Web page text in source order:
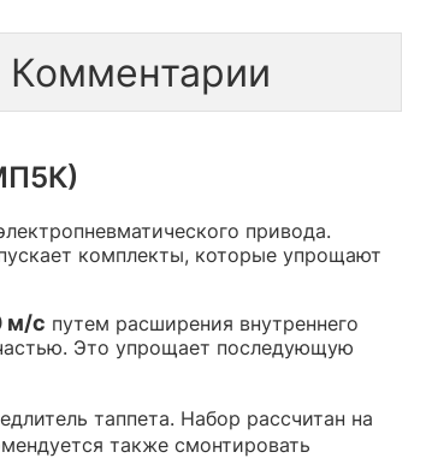
Комментарии
привода.
комплекты, которые упрощают
м/с путем расширения внутреннего
Это упрощает последующую
таппета. Набор рассчитан на
также смонтировать